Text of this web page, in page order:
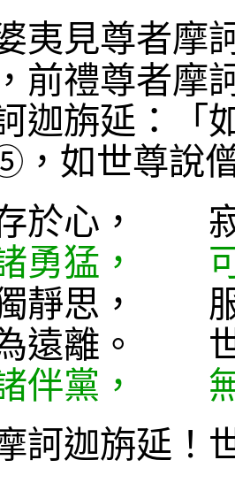
夷見尊者摩
前禮尊者摩
迦旃延：「
，如世尊說
存於心，
勇猛，
靜思， 服
遠離。 世
伴黨， 無
訶迦旃延！